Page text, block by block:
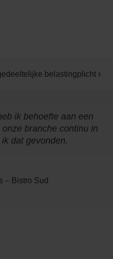
belastingplicht
ik behoefte aan een
branche continu in
dat gevonden.
– Bistro Sud